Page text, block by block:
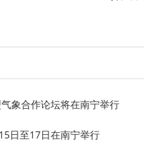
象合作论坛将在南宁举行
日至17日在南宁举行